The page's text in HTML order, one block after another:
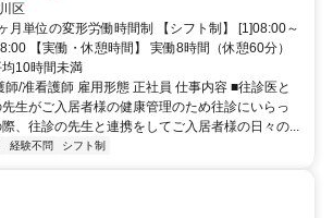
区
月単位の変形労働時間制 【シフト制】 [1]08:00～
【実働・休憩時間】 実働8時間（休憩60分）
均10時間未満
/准看護師 雇用形態 正社員 仕事内容 ■往診医と
生がご入居者様の健康管理のため往診にいらっ
、往診の先生と連携をしてご入居者様の日々の...
経験不問 シフト制